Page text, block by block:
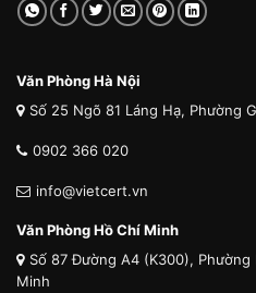
Văn Phòng Hà Nội
Số 25 Ngõ 81 Láng Hạ, Phường
0902 366 020
info@vietcert.vn
Văn Phòng Hồ Chí Minh
Số 87 Đường A4 (K300),
Minh